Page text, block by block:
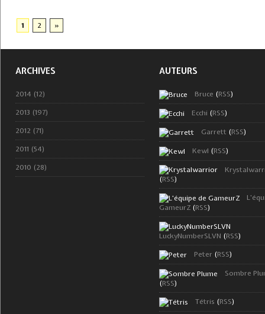
1 2 »
ARCHIVES
2014 (12)
2013 (197)
2012 (71)
2011 (54)
2010 (28)
AUTEURS
Bruce (RSS)
Ecchi (RSS)
Garrett (RSS)
Kewl (RSS)
(RSS)
GameurZ (RSS)
LuckyNumberSLVN (RSS)
Peter (RSS)
Sombre
(RSS)
Tétris (RSS)